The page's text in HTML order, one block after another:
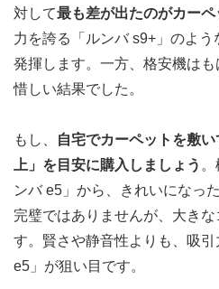
対して最も差が出たのがカー
力を誇る「ルンバ s9+」のよ
発揮します。一方、格安機は
惜しい結果でした。
もし、
自宅でカーペットを敷
上」を目安に購入しましょう
ンバ e5」から、きれいになっ
完璧ではありませんが、大き
す。賢さや静音性よりも、吸
e5」が狙い目です。